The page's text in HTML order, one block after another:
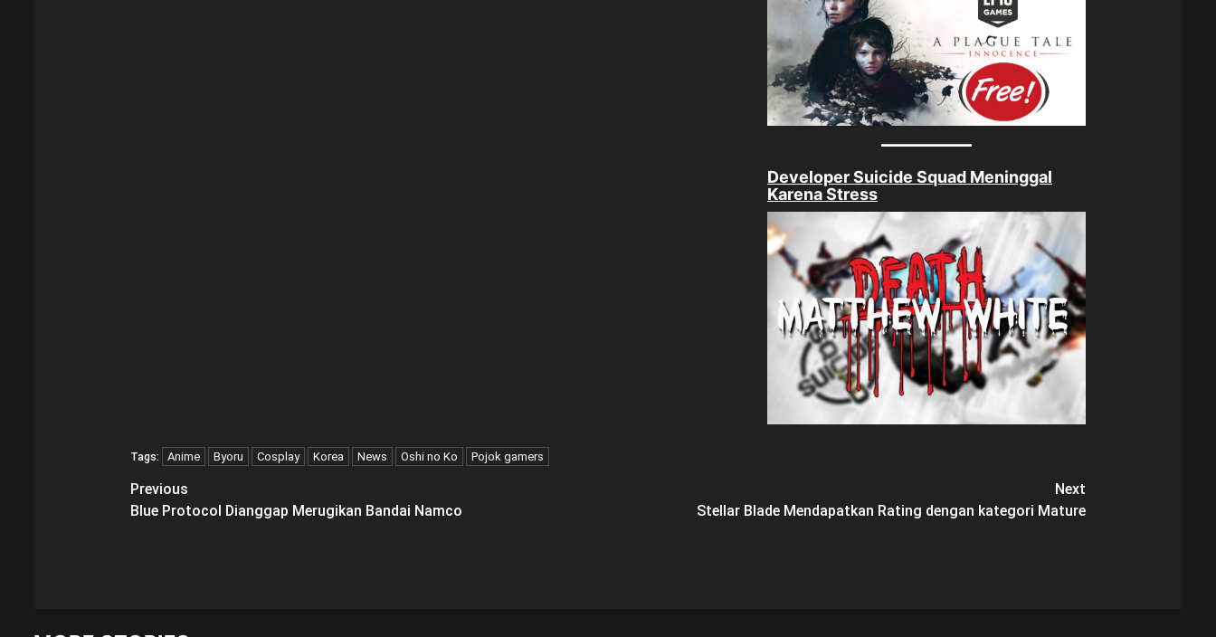
Developer Suicide Squad Meninggal
Karena Stress
Tags: Anime Byoru Cosplay Korea News Oshi no Ko Pojok gamers
Post
navigation
Previous
Blue Protocol Dianggap Merugikan Bandai Namco
Next
Stellar Blade Mendapatkan Rating dengan kategori Mature